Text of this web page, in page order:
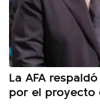
La AFA
por el proyecto